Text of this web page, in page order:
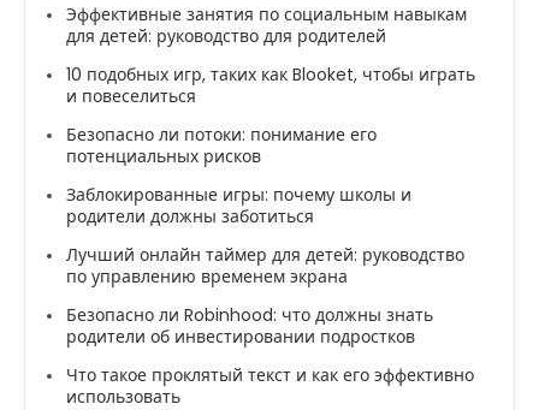
Эффективные занятия по социальным навыкам
для детей: руководство для родителей
10 подобных игр, таких как Blooket, чтобы играть
и повеселиться
Безопасно ли потоки: понимание его
потенциальных рисков
Заблокированные игры: почему школы и
родители должны заботиться
Лучший онлайн таймер для детей: руководство
по управлению временем экрана
Безопасно ли Robinhood: что должны знать
родители об инвестировании подростков
Что такое проклятый текст и как его эффективно
использовать